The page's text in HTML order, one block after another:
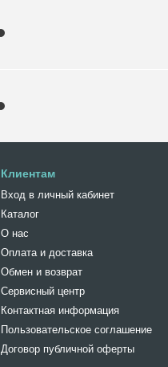
Клиентам
Вход в личный кабинет
Каталог
О нас
Оплата и доставка
Обмен и возврат
Сервисный центр
Контактная информация
Пользовательское соглашение
Договор публичной оферты